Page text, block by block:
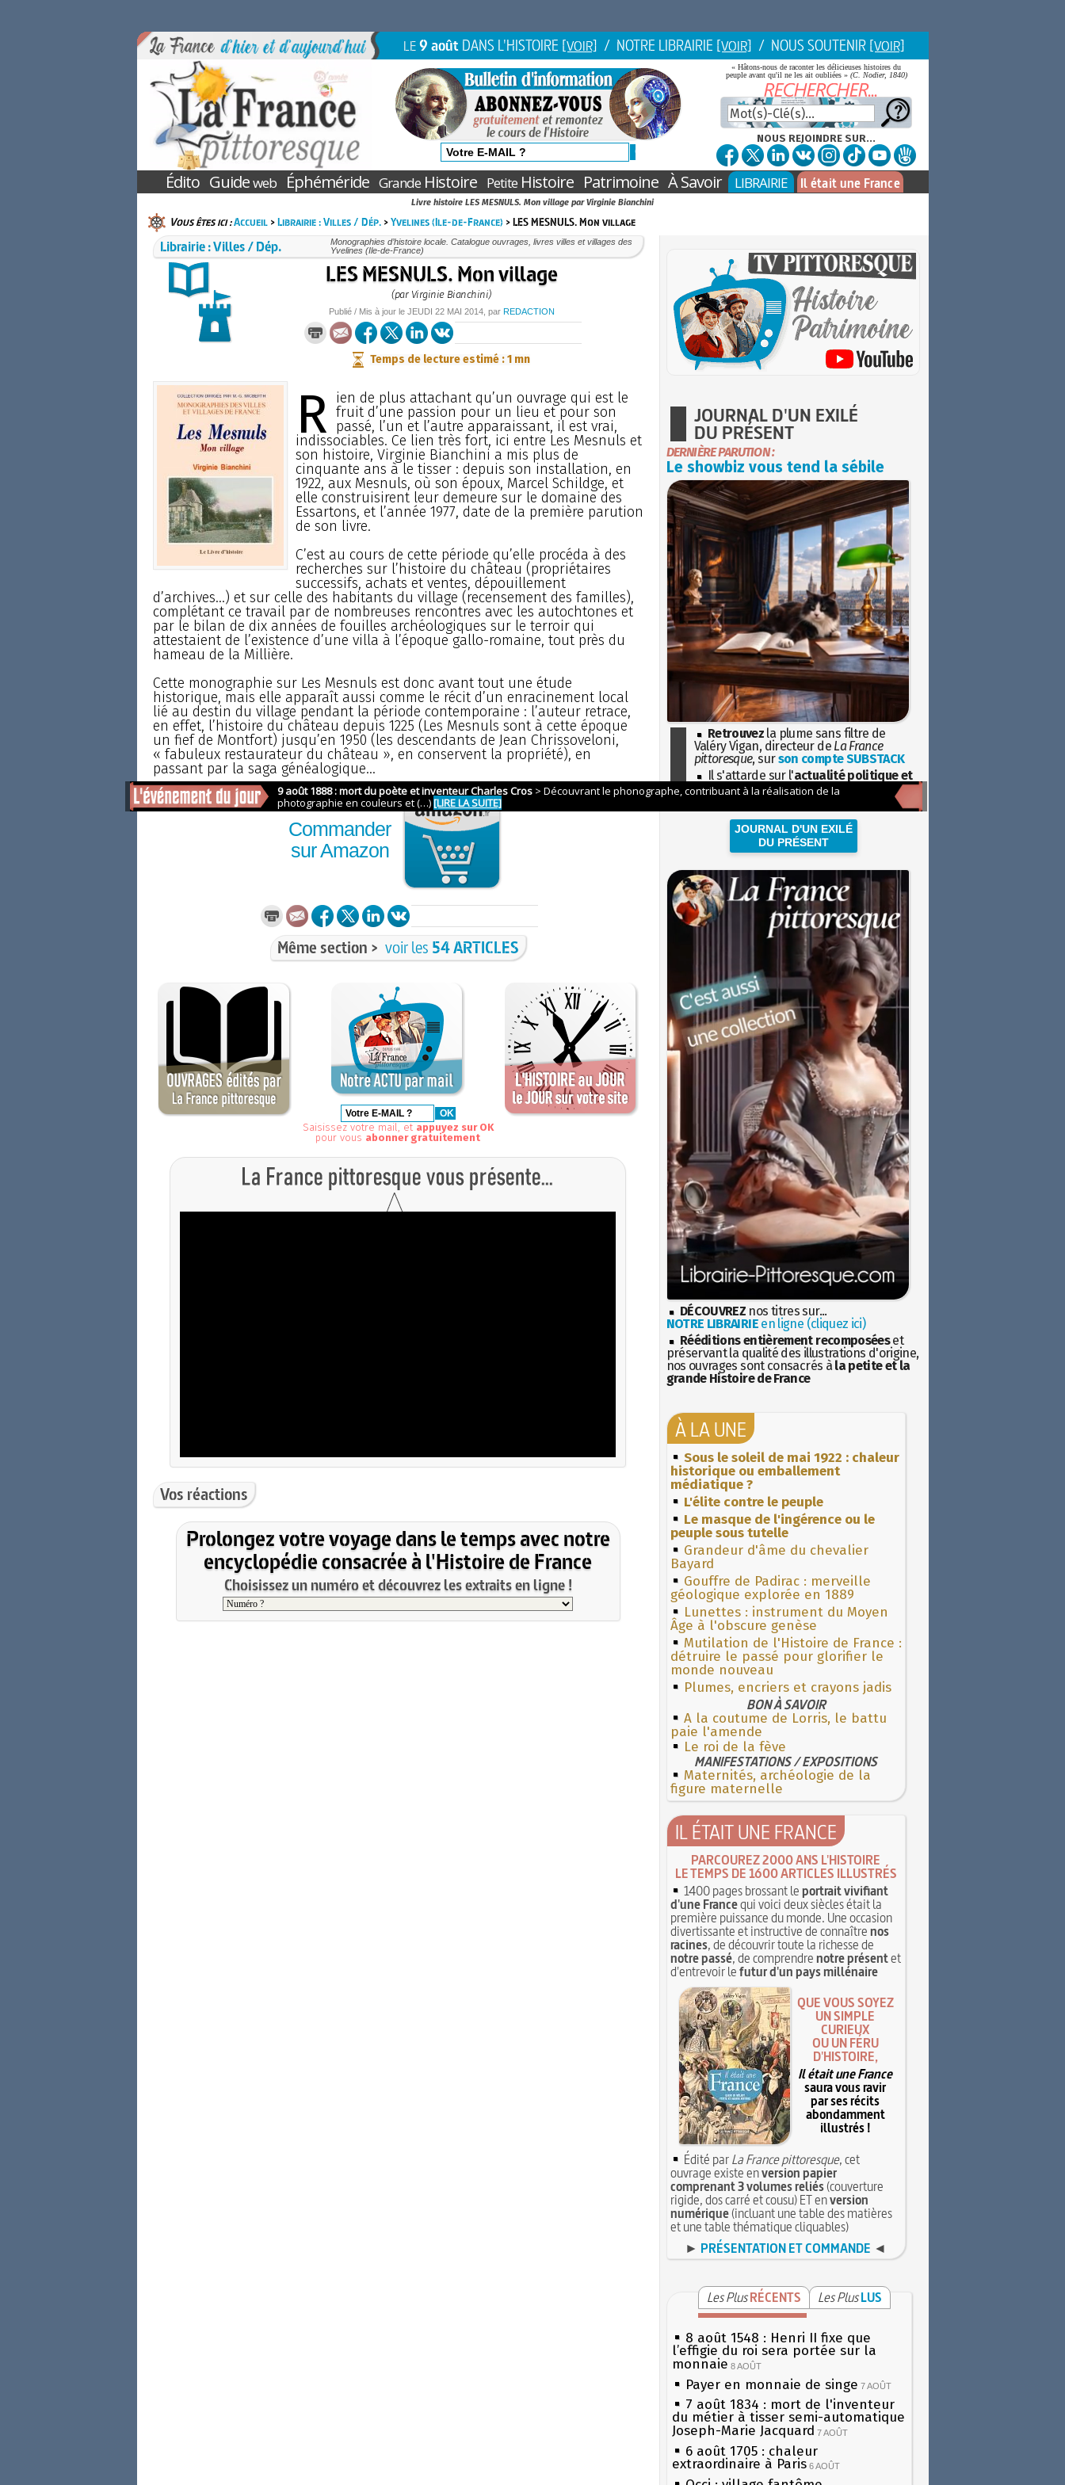
LE9 août DANS L'HISTOIRE [VOIR] / NOTRE LIBRAIRIE [VOIR] / NOUS SOUTENIR [VOIR]
« Hâtons-nous de raconter les délicieuses histoires du
peuple avant qu'il ne les ait oubliées » (C. Nodier, 1840)
NOUS REJOINDRE SUR...
Édito Guideweb Éphéméride GrandeHistoire PetiteHistoire Patrimoine À Savoir LIBRAIRIE Il était une France
Livre histoire LES MESNULS. Mon village par Virginie Bianchini
Vous êtes ici :Accueil>Librairie : Villes / Dép.>Yvelines (Ile-de-France) > LES MESNULS. Mon village
Librairie : Villes / Dép.
Monographies d’histoire locale. Catalogue ouvrages, livres villes et villages des
Yvelines (Ile-de-France)
LES MESNULS. Mon village
(par Virginie Bianchini)
Publié / Mis à jour le JEUDI 22 MAI 2014, par REDACTION
Temps de lecture estimé : 1 mn
R ien de plus attachant qu’un ouvrage qui est le
fruit d’une passion pour un lieu et pour son
passé, l’un et l’autre apparaissant, il est vrai,
indissociables. Ce lien très fort, ici entre Les Mesnuls et
son histoire, Virginie Bianchini a mis plus de
cinquante ans à le tisser : depuis son installation, en
1922, aux Mesnuls, où son époux, Marcel Schildge, et
elle construisirent leur demeure sur le domaine des
Essartons, et l’année 1977, date de la première parution
de son livre.
C’est au cours de cette période qu’elle procéda à des
recherches sur l’histoire du château (propriétaires
successifs, achats et ventes, dépouillement
d’archives...) et sur celle des habitants du village (recensement des familles),
complétant ce travail par de nombreuses rencontres avec les autochtones et
par le bilan de dix années de fouilles archéologiques sur le terroir qui
attestaient de l’existence d’une villa à l’époque gallo-romaine, tout près du
hameau de la Millière.
Cette monographie sur Les Mesnuls est donc avant tout une étude
historique, mais elle apparaît aussi comme le récit d’un enracinement local
lié au destin du village pendant la période contemporaine : l’auteur retrace,
en effet, l’histoire du château depuis 1225 (Les Mesnuls sont à cette époque
un fief de Montfort) jusqu’en 1950 (les descendants de Jean Chrissoveloni,
« fabuleux restaurateur du château », en conservent la propriété), en
passant par la saga généalogique...
Commander
sur Amazon
Même section > voir les 54 ARTICLES
Saisissez votre mail, et appuyez sur OK
pour vous abonner gratuitement
Vos réactions
Prolongez votre voyage dans le temps avec notre
encyclopédie consacrée à l'Histoire de France
Choisissez un numéro et découvrez les extraits en ligne !
JOURNAL D'UN EXILÉ
DU PRÉSENT
DERNIÈRE PARUTION :
Le showbiz vous tend la sébile
Retrouvez la plume sans filtre de
Valéry Vigan, directeur de La France
pittoresque, surson compte SUBSTACK
Il s'attarde sur l'actualité politique et
sociétaleavec la hauteur de vue de
JOURNAL D'UN EXILÉ
DU PRÉSENT
DÉCOUVREZ nos titres sur...
NOTRE LIBRAIRIEen ligne (cliquez ici)
Rééditions entièrement recomposéeset
préservant la qualité des illustrations d'origine,
nos ouvrages sont consacrés à la petite et la
grande Histoire de France
À LA UNE
Sous le soleil de mai 1922 : chaleur
historique ou emballement
médiatique ?
L'élite contre le peuple
Le masque de l'ingérence ou le
peuple sous tutelle
Grandeur d'âme du chevalier
Bayard
Gouffre de Padirac : merveille
géologique explorée en 1889
Lunettes : instrument du Moyen
Âge à l'obscure genèse
Mutilation de l'Histoire de France :
détruire le passé pour glorifier le
monde nouveau
Plumes, encriers et crayons jadis
BON À SAVOIR
A la coutume de Lorris, le battu
paie l'amende
Le roi de la fève
MANIFESTATIONS / EXPOSITIONS
Maternités, archéologie de la
figure maternelle
IL ÉTAIT UNE FRANCE
PARCOUREZ 2000 ANS L'HISTOIRE
LE TEMPS DE 1600 ARTICLES ILLUSTRÉS
1400 pages brossant leportrait vivifiant
d'une Francequi voici deux siècles était la
première puissance du monde. Une occasion
divertissante et instructive de connaîtrenos
racines, de découvrir toute la richesse de
notre passé, de comprendrenotre présentet
d'entrevoir lefutur d'un pays millénaire
QUE VOUS SOYEZ
UN SIMPLE
CURIEUX
OU UN FÉRU
D'HISTOIRE,
Il était une France
saura vous ravir
par ses récits
abondamment
illustrés !
Édité parLa France pittoresque, cet
ouvrage existe enversion papier
comprenant 3 volumes reliés(couverture
rigide, dos carré et cousu) ET enversion
numérique(incluant une table des matières
et une table thématique cliquables)
► PRÉSENTATION ET COMMANDE ◄
Les Plus RÉCENTS Les Plus LUS
8 août 1548 : Henri II fixe que
l’effigie du roi sera portée sur la
monnaie 8 AOÛT
Payer en monnaie de singe 7 AOÛT
7 août 1834 : mort de l'inventeur
du métier à tisser semi-automatique
Joseph-Marie Jacquard 7 AOÛT
6 août 1705 : chaleur
extraordinaire à Paris 6 AOÛT